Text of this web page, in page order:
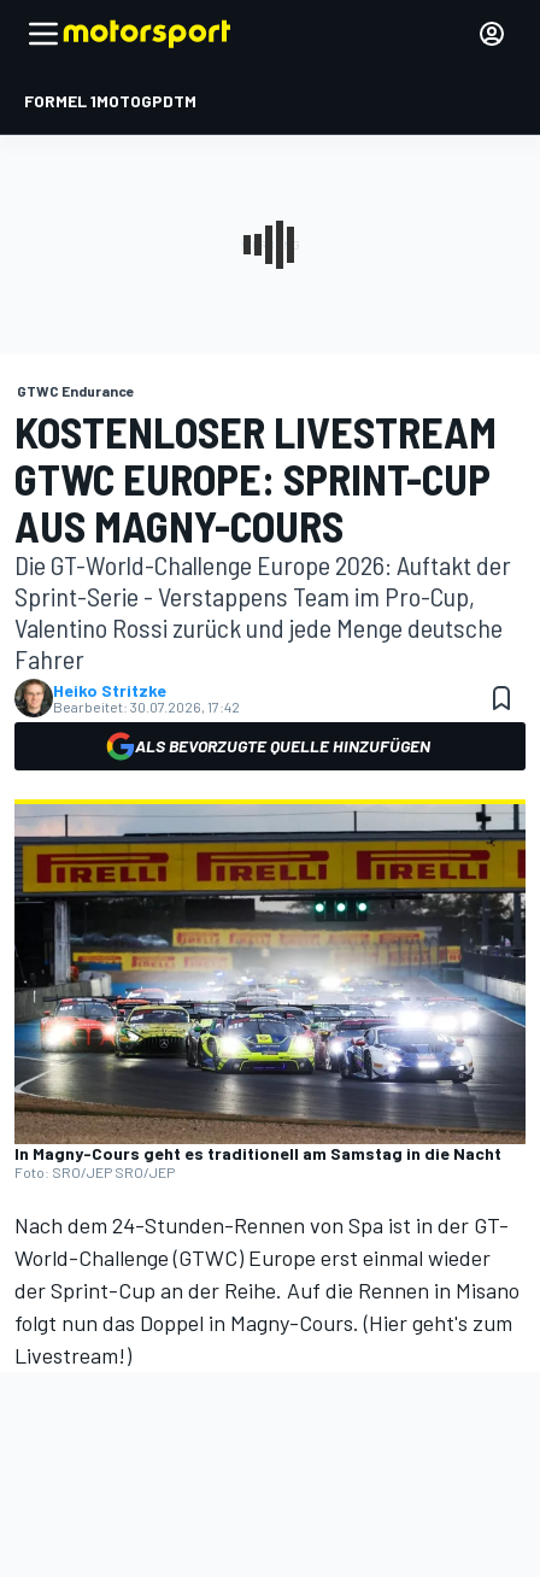
FORMEL 1MOTOGPDTM
GTWC Endurance
KOSTENLOSER LIVESTREAM
GTWC EUROPE: SPRINT-CUP
AUS MAGNY-COURS
Die GT-World-Challenge Europe 2026: Auftakt der
Sprint-Serie - Verstappens Team im Pro-Cup,
Valentino Rossi zurück und jede Menge deutsche
Fahrer
Heiko Stritzke
Bearbeitet: 30.07.2026, 17:42
ALS BEVORZUGTE QUELLE HINZUFÜGEN
In Magny-Cours geht es traditionell am Samstag in die Nacht
Foto: SRO/JEP SRO/JEP
Nach dem 24-Stunden-Rennen von Spa ist in der GT-
World-Challenge (GTWC) Europe erst einmal wieder
der Sprint-Cup an der Reihe. Auf die Rennen in Misano
folgt nun das Doppel in Magny-Cours. (Hier geht's zum
Livestream!)